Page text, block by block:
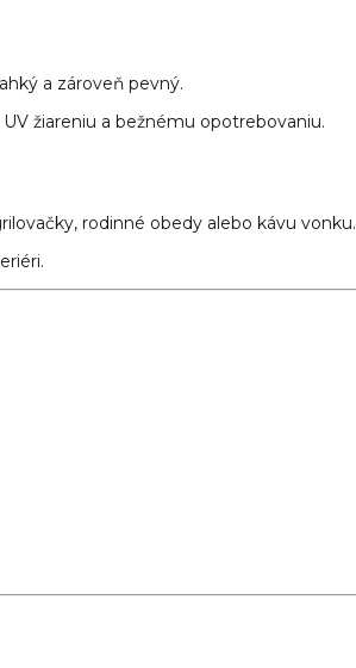
a zároveň pevný.
žiareniu a bežnému opotrebovaniu.
rodinné obedy alebo kávu vonku.